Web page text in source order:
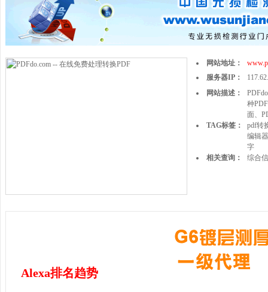
网站地址：
服务器IP：
网站描述：
种
面、
TAG标签：
pdf转
编辑器
字
相关查询：
综合
Alexa排名趋势